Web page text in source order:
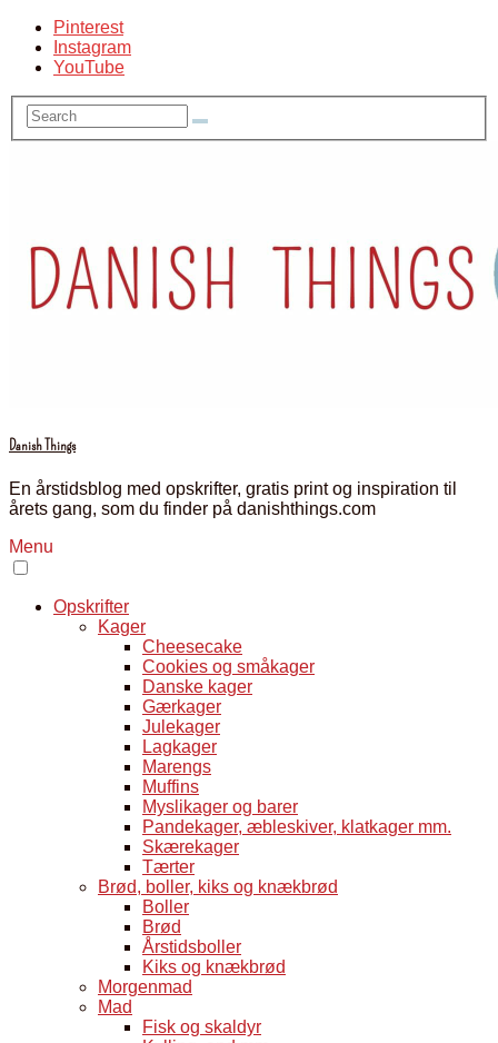
Pinterest
Instagram
YouTube
Danish Things
En årstidsblog med opskrifter, gratis print og inspiration til
årets gang, som du finder på danishthings.com
Menu
Opskrifter
Kager
Cheesecake
Cookies og småkager
Danske kager
Gærkager
Julekager
Lagkager
Marengs
Muffins
Myslikager og barer
Pandekager, æbleskiver, klatkager mm.
Skærekager
Tærter
Brød, boller, kiks og knækbrød
Boller
Brød
Årstidsboller
Kiks og knækbrød
Morgenmad
Mad
Fisk og skaldyr